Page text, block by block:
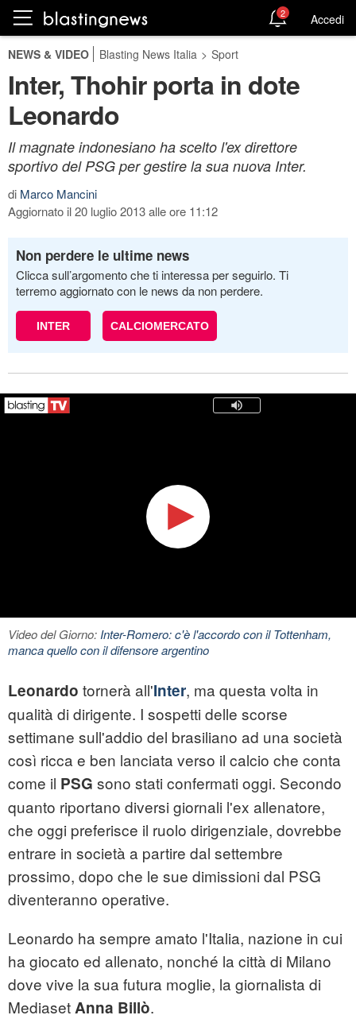
2 Accedi
NEWS & VIDEO Blasting News Italia > Sport
Inter, Thohir porta in dote
Leonardo
Il magnate indonesiano ha scelto l'ex direttore
sportivo del PSG per gestire la sua nuova Inter.
di Marco Mancini
Aggiornato il 20 luglio 2013 alle ore 11:12
Non perdere le ultime news
Clicca sull’argomento che ti interessa per seguirlo. Ti
terremo aggiornato con le news da non perdere.
INTER CALCIOMERCATO
Video del Giorno: Inter-Romero: c'è l'accordo con il Tottenham,
manca quello con il difensore argentino
Leonardo tornerà all'Inter, ma questa volta in
qualità di dirigente. I sospetti delle scorse
settimane sull'addio del brasiliano ad una società
così ricca e ben lanciata verso il calcio che conta
come il PSG sono stati confermati oggi. Secondo
quanto riportano diversi giornali l'ex allenatore,
che oggi preferisce il ruolo dirigenziale, dovrebbe
entrare in società a partire dal settembre
prossimo, dopo che le sue dimissioni dal PSG
diventeranno operative.
Leonardo ha sempre amato l'Italia, nazione in cui
ha giocato ed allenato, nonché la città di Milano
dove vive la sua futura moglie, la giornalista di
MediasetAnna Billò.